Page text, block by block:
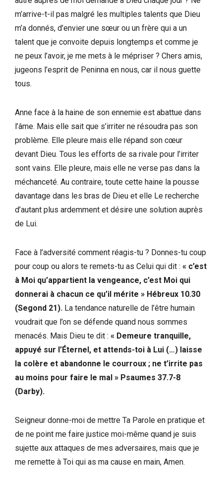
m’arrive-t-il pas malgré les multiples talents que Dieu
m’a donnés, d’envier une sœur ou un frère qui a un
talent que je convoite depuis longtemps et comme je
ne peux l’avoir, je me mets à le mépriser ? Chers amis,
jugeons l’esprit de Peninna en nous, car il nous guette
tous.
Anne face à la haine de son ennemie est abattue dans
l’âme. Mais elle sait que s’irriter ne résoudra pas son
problème. Elle pleure mais elle répand son cœur
devant Dieu. Tous les efforts de sa rivale pour l’irriter
sont vains. Elle pleure, mais elle ne verse pas dans la
méchanceté. Au contraire, toute cette haine la pousse
davantage dans les bras de Dieu et elle Le recherche
d’autant plus ardemment et désire une solution auprès
de Lui.
Face à l’adversité comment réagis-tu ? Donnes-tu coup
pour coup ou alors te remets-tu as Celui qui dit : « c’est
à Moi qu’appartient la vengeance, c’est Moi qui
donnerai à chacun ce qu’il mérite » Hébreux 10.30
(Segond 21). La tendance naturelle de l’être humain
voudrait que l’on se défende quand nous sommes
menacés. Mais Dieu te dit : « Demeure tranquille,
appuyé sur l’Éternel, et attends-toi à Lui (…) laisse
la colère et abandonne le courroux ; ne t’irrite pas
au moins pour faire le mal » Psaumes 37.7-8
(Darby).
Seigneur donne-moi de mettre Ta Parole en pratique et
de ne point me faire justice moi-même quand je suis
sujette aux attaques de mes adversaires, mais que je
me remette à Toi qui as ma cause en main, Amen.